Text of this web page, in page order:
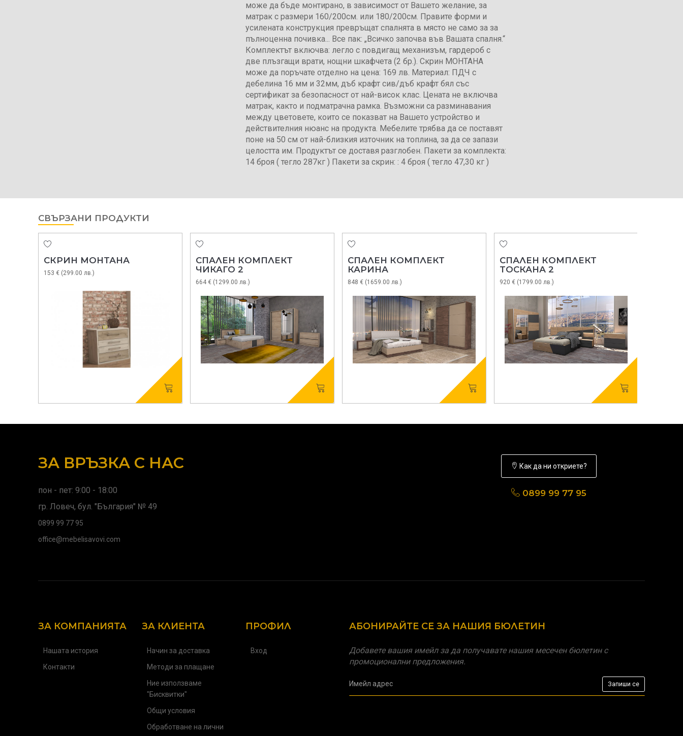
може да бъде монтирано, в зависимост от Вашето желание, за
матрак с размери 160/200см. или 180/200см. Правите форми и
усилената конструкция превръщат спалнята в място не само за за
пълноценна почивка... Все пак: „Всичко започва във Вашата спалня.“
Комплектът включва: легло с повдигащ механизъм, гардероб с
две плъзгащи врати, нощни шкафчета (2 бр.). Скрин МОНТАНА
може да поръчате отделно на цена: 169 лв. Материал: ПДЧ с
дебелина 16 мм и 32мм, дъб крафт сив/дъб крафт бял със
сертификат за безопасност от най-висок клас. Цената не включва
матрак, както и подматрачна рамка. Възможни са разминавания
между цветовете, които се показват на Вашето устройство и
действителния нюанс на продукта. Мебелите трябва да се поставят
поне на 50 см от най-близкия източник на топлина, за да се запази
целостта им. Продуктът се доставя разглобен. Пакети за комплекта:
14 броя ( тегло 287кг ) Пакети за скрин: : 4 броя ( тегло 47,30 кг )
СВЪРЗАНИ ПРОДУКТИ
СКРИН МОНТАНА
153 € (299.00 лв.)
СПАЛЕН КОМПЛЕКТ
ЧИКАГО 2
664 € (1299.00 лв.)
СПАЛЕН КОМПЛЕКТ
КАРИНА
848 € (1659.00 лв.)
СПАЛЕН КОМПЛЕКТ
ТОСКАНА 2
920 € (1799.00 лв.)
ЗА ВРЪЗКА С НАС
пон - пет: 9:00 - 18:00
гр. Ловеч, бул. "България" № 49
0899 99 77 95
office@mebelisavovi.com
Как да ни откриете?
0899 99 77 95
ЗА КОМПАНИЯТА
Нашата история
Контакти
ЗА КЛИЕНТА
Начин за доставка
Методи за плащане
Ние използваме
"Бисквитки"
Общи условия
Обработване на лични
ПРОФИЛ
Вход
АБОНИРАЙТЕ СЕ ЗА НАШИЯ БЮЛЕТИН
Добавете вашия имейл за да получавате нашия месечен бюлетин с
промоционални предложения.